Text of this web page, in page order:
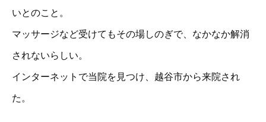
いとのこと。
マッサージなど受けてもその場しのぎで、なかなか解消
されないらしい。
インターネットで当院を見つけ、越谷市から来院され
た。